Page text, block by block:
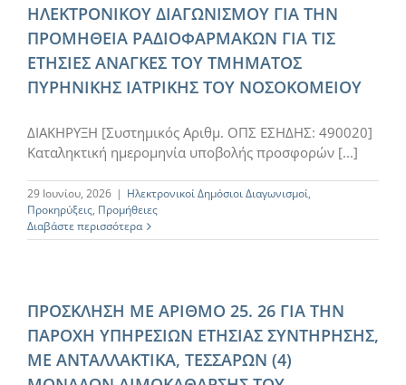
ΗΛΕΚΤΡΟΝΙΚΟΥ ΔΙΑΓΩΝΙΣΜΟΥ ΓΙΑ ΤΗΝ
ΠΡΟΜΗΘΕΙΑ ΡΑΔΙΟΦΑΡΜΑΚΩΝ ΓΙΑ ΤΙΣ
ΕΤΗΣΙΕΣ ΑΝΑΓΚΕΣ ΤΟΥ ΤΜΗΜΑΤΟΣ
ΠΥΡΗΝΙΚΗΣ ΙΑΤΡΙΚΗΣ ΤΟΥ ΝΟΣΟΚΟΜΕΙΟΥ
ΔΙΑΚΗΡΥΞΗ [Συστημικός Αριθμ. ΟΠΣ ΕΣΗΔΗΣ: 490020]
Καταληκτική ημερομηνία υποβολής προσφορών [...]
29 Ιουνίου, 2026 | Ηλεκτρονικοί Δημόσιοι Διαγωνισμοί,
Προκηρύξεις, Προμήθειες
Διαβάστε περισσότερα
ΠΡΟΣΚΛΗΣΗ ΜΕ ΑΡΙΘΜΟ 25. 26 ΓΙΑ ΤΗΝ
ΠΑΡΟΧΗ ΥΠΗΡΕΣΙΩΝ ΕΤΗΣΙΑΣ ΣΥΝΤΗΡΗΣΗΣ,
ΜΕ ΑΝΤΑΛΛΑΚΤΙΚΑ, ΤΕΣΣΑΡΩΝ (4)